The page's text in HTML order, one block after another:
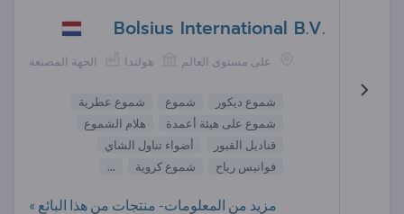
Bolsius International B.V.
الجهة المصنعة هولندا على مستوى العالم
شموع ديكور شموع
شموع عطرية
شموع على هيئة أعمدة
هلام الشموع
قناديل القبور
أضواء تناول الشاي
فوانيس رياح
شموع كروية ...
مزيد من المعلومات- منتجات من هذا البائع »